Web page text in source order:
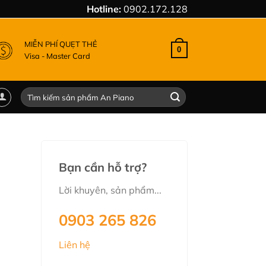
Hotline:0902.172.128
MIỄN PHÍ QUẸT THẺ
Visa - Master Card
0
Tìm
kiếm:
Bạn cần hỗ trợ?
Lời khuyên, sản phẩm...
0903 265 826
Liên hệ